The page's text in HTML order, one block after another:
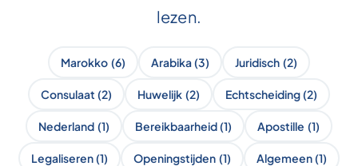
lezen.
Marokko (6) Arabika(3) Juridisch (2)
Consulaat (2) Huwelijk (2) Echtscheiding(2)
Nederland (1) Bereikbaarheid(1) Apostille (1)
Legaliseren(1) Openingstijden (1) Algemeen(1)